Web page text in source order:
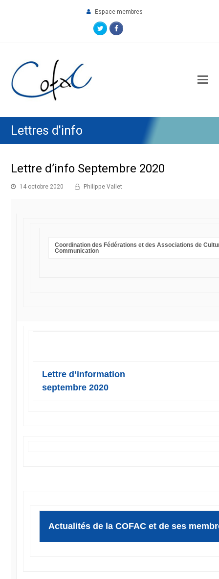
Espace membres
TwitterFacebook
Lettres d'info
Lettre d’info Septembre 2020
14 octobre 2020 Philippe Vallet
Coordination des Fédérations et des Associations de
Communication
Lettre d’information
septembre 2020
Actualités de la COFAC et de ses